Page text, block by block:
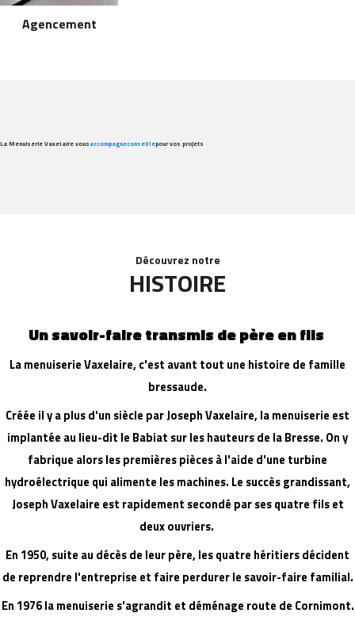
Agencement
La Menuiserie Vaxelaire vousaccompagneconseillepour vos projets
Découvrez notre
HISTOIRE
Un savoir-faire transmis de père en fils
La menuiserie Vaxelaire, c'est avant tout une histoire de famille
bressaude.
Créée il y a plus d'un siècle par Joseph Vaxelaire, la menuiserie est
implantée au lieu-dit le Babiat sur les hauteurs de la Bresse. On y
fabrique alors les premières pièces à l'aide d'une turbine
hydroélectrique qui alimente les machines. Le succès grandissant,
Joseph Vaxelaire est rapidement secondé par ses quatre fils et
deux ouvriers.
En 1950, suite au décès de leur père, les quatre héritiers décident
de reprendre l'entreprise et faire perdurer le savoir-faire familial.
En 1976 la menuiserie s'agrandit et déménage route de Cornimont.